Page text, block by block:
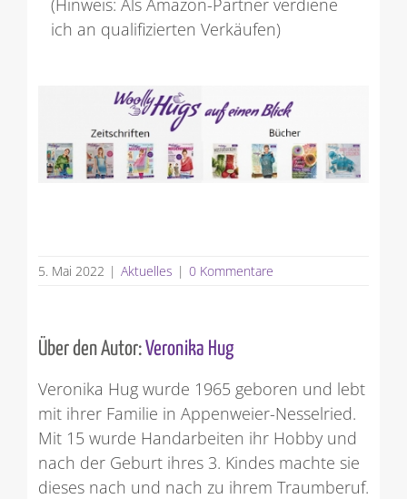
(Hinweis: Als Amazon-Partner verdiene
ich an qualifizierten Verkäufen)
5. Mai 2022 | Aktuelles | 0 Kommentare
Über den Autor:Veronika Hug
Veronika Hug wurde 1965 geboren und lebt
mit ihrer Familie in Appenweier-Nesselried.
Mit 15 wurde Handarbeiten ihr Hobby und
nach der Geburt ihres 3. Kindes machte sie
dieses nach und nach zu ihrem Traumberuf.